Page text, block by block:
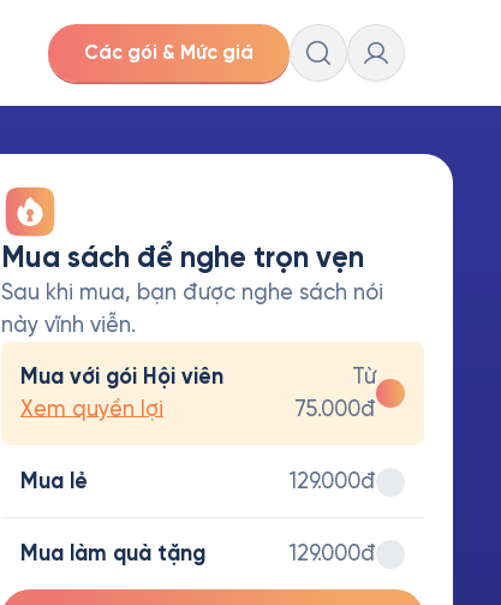
Các gói & Mức giá
Mua sách để nghe trọn vẹn
Sau khi mua, bạn được nghe sách nói
này vĩnh viễn.
Mua với gói Hội viên
Xem quyền lợi
Từ
75.000đ
Mua lẻ 129.000đ
Mua làm quà tặng 129.000đ